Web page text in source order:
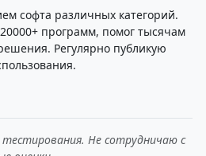
софта различных категорий.
программ, помог тысячам
Регулярно публикую
Не сотрудничаю с